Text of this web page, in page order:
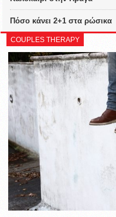
Πόσο κάνει 2+1 στα ρώσικα
COUPLES THERAPY